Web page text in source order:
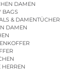
DAMEN
BAGS
& DAMENTÜCHER
DAMEN
HERREN